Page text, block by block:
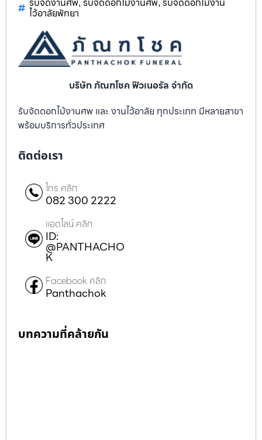
, ,
ไว้อาลัยพัทยา
บริษัท ภัณฑโชค ฟิวเนอรัล จำกัด
รับจัดดอกไม้งานศพ และ งานไว้อาลัย ทุกประเภท มีหลายสาขา
พร้อมบริการทั่วประเทศ
ติดต่อเรา
โทร คลิก
082 300 2222
แอดไลน์ คลิก
ID:
@PANTHACHO
K
Facebook คลิก
Panthachok
บทความที่คล้ายกัน